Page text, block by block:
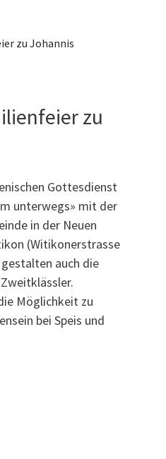
zu Johannis
zu
Gottesdienst
unterwegs» mit der
in der Neuen
(Witikonerstrasse
auch die
Möglichkeit zu
bei Speis und